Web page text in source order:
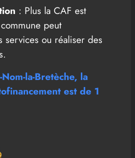
: Plus la CAF est
peut
services ou réaliser des
la-Bretèche, la
est de 1